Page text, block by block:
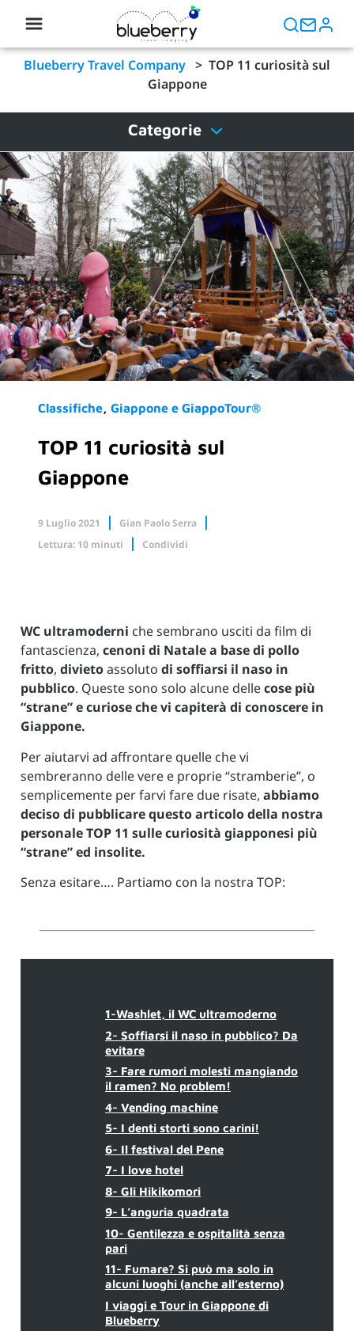
Blueberry Travel Company > TOP 11 curiosità sul
Giappone
Categorie
Classifiche Giappone e GiappoTour®
TOP 11 curiosità sul
Giappone
9 Luglio 2021
Gian Paolo Serra
Lettura: 10 minuti
Condividi
WC ultramoderni che sembrano usciti da film di
fantascienza, cenoni di Natale a base di pollo
fritto, divietoassoluto di soffiarsi il naso in
pubblico. Queste sono solo alcune dellecose più
“strane” e curiose che vi capiterà di conoscere in
Giappone.
Per aiutarvi ad affrontare quelle che vi
sembreranno delle vere e proprie “stramberie”, o
semplicemente per farvi fare due risate, abbiamo
deciso di pubblicare questo articolo della nostra
personale TOP 11 sulle curiosità giapponesi più
“strane” ed insolite.
Senza esitare…. Partiamo con la nostra TOP:
1-Washlet, il WC ultramoderno
2- Soffiarsi il naso in pubblico? Da
evitare
3- Fare rumori molesti mangiando
il ramen? No problem!
4- Vending machine
5- I denti storti sono carini!
6- Il festival del Pene
7- I love hotel
8- Gli Hikikomori
9- L’anguria quadrata
10- Gentilezza e ospitalità senza
pari
11- Fumare? Si può ma solo in
alcuni luoghi (anche all’esterno)
I viaggi e Tour in Giappone di
Blueberry